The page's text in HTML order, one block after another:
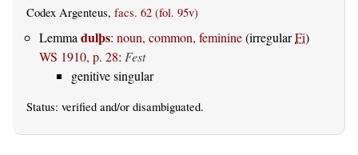
Codex Argenteus, facs. 62 (fol. 95v)
Lemma dulþs: noun, common, feminine(irregularFi)
WS 1910, p. 28: Fest
genitive singular
Status: verified and/or disambiguated.